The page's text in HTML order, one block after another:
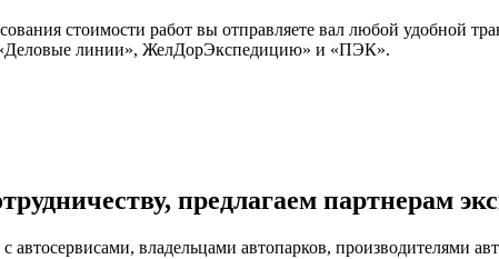
стоимости работ вы отправляете вал любой
линии», ЖелДорЭкспедицию» и «ПЭК».
предлагаем партнерам
автосервисами, владельцами автопарков,